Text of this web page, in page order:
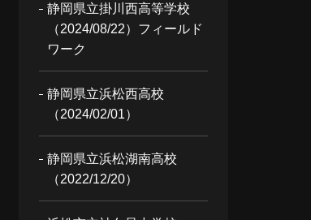
静岡県立掛川西高等学校
（2024/08/22）フィールド
ワーク
静岡県立浜松西高校
（2024/02/01）
静岡県立浜松湖南高校
（2022/12/20）